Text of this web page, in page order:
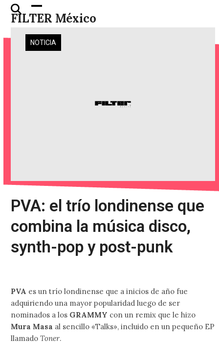
Skip
FILTER México
Open
mobile
menu
Close
mobile
menu
NOTICIA
PVA: el trío londinense que
combina la música disco,
synth-pop y post-punk
PVA es un trío londinense que a inicios de año fue
adquiriendo una mayor popularidad luego de ser
nominados a los GRAMMY con un remix que le hizo
Mura Masa al sencillo «Talks», incluido en un pequeño EP
llamadoToner.